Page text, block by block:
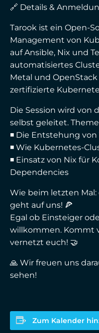
🔗 Details &
Tarook ist ein Open-
Management von
aufAnsible, Nix und
automatisiertes
Metal und
zertifizierte
Die Session wird von
selbst geleitet.
◾ Die Entstehung von
◾ Wie Kubernetes-
◾ Einsatz von Nix für
Dependencies
Wie beim letzten
geht auf uns! 🍕
Egal ob Einsteiger
willkommen. Kommt
vernetzt euch! 🤝
🙏 Wir freuen uns
sehen!
Zum Kalender